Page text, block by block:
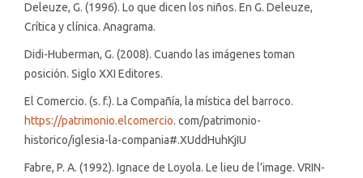
Deleuze, G. (1996). Lo que dicen los niños. En G. Deleuze,
Crítica y clínica. Anagrama.
Didi-Huberman, G. (2008). Cuando las imágenes toman
posición. Siglo XXI Editores.
El Comercio. (s. f.). La Compañía, la mística del barroco.
https://patrimonio.elcomercio. com/patrimonio-
historico/iglesia-la-compania#.XUddHuhKjIU
Fabre, P. A. (1992). Ignace de Loyola. Le lieu de l’image. VRIN-